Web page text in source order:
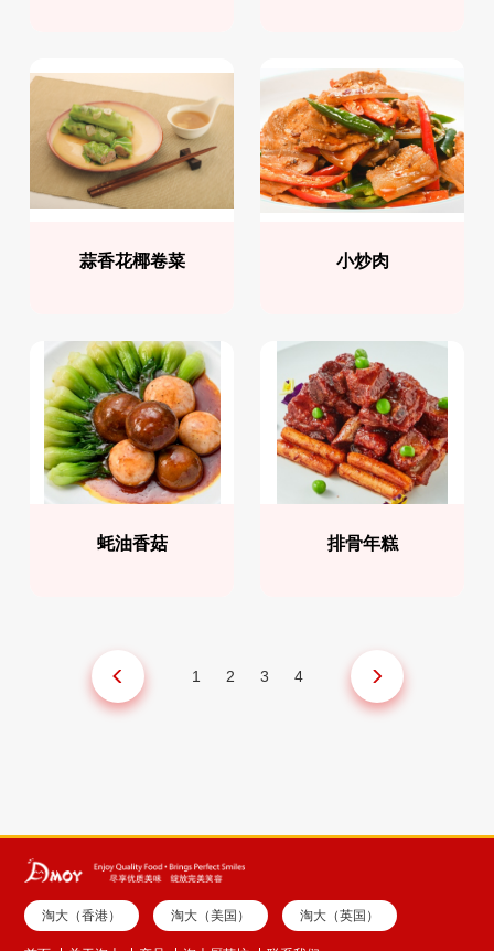
蒜香花椰卷菜 小炒肉
蚝油香菇 排骨年糕
1 2 3 4
淘大（香港） 淘大（美国） 淘大（英国）